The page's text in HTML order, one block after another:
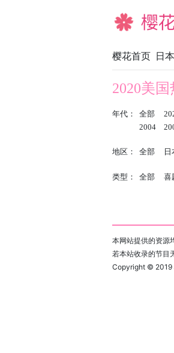
樱花动漫
樱花首页 日
2020美
年代： 全部
2004
地区： 全部 日
类型： 全部 喜
本网站提供的资源
若本站收录的节目
Copyright © 2019